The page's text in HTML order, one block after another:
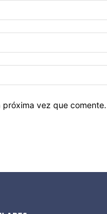
vez que comente.